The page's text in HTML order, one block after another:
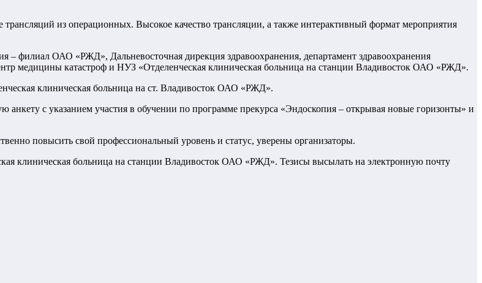
из операционных. Высокое качество трансляции, а также интерактивный формат мероприятия
– филиал ОАО «РЖД», Дальневосточная дирекция здравоохранения, департамент здравоохранения
медицины катастроф и НУЗ «Отделенческая клиническая больница на станции Владивосток ОАО «РЖД».
клиническая больница на ст. Владивосток ОАО «РЖД».
с указанием участия в обучении по программе прекурса «Эндоскопия – открывая новые горизонты» и
повысить свой профессиональный уровень и статус, уверены организаторы.
клиническая больница на станции Владивосток ОАО «РЖД». Тезисы высылать на электронную почту